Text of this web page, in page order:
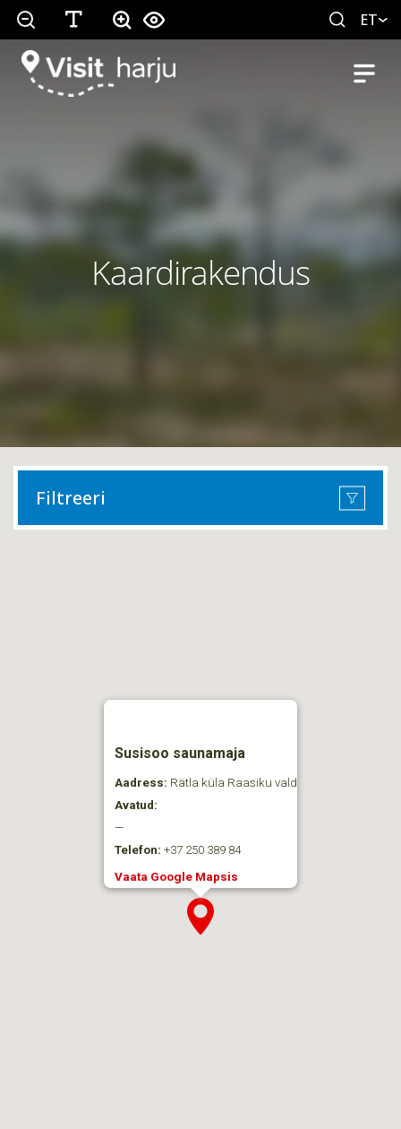
ET
Kaardirakendus
Filtreeri
Susisoo saunamaja
Aadress: Rätla küla Raasiku vald
Avatud:
—
Telefon: +37 250 389 84
Vaata Google Mapsis